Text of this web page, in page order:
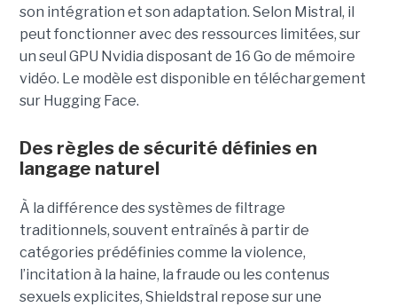
son intégration et son adaptation. Selon Mistral, il
peut fonctionner avec des ressources limitées, sur
un seul GPU Nvidia disposant de 16 Go de mémoire
vidéo. Le modèle est disponible en téléchargement
sur Hugging Face.
Des règles de sécurité définies en
langage naturel
À la différence des systèmes de filtrage
traditionnels, souvent entraînés à partir de
catégories prédéfinies comme la violence,
l’incitation à la haine, la fraude ou les contenus
sexuels explicites, Shieldstral repose sur une